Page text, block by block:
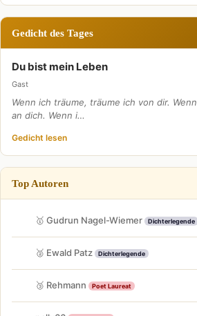
Gedicht des Tages
Du bist mein Leben
Gast
Wenn ich träume, träume ich von dir.
an dich. Wenn i…
Gedicht lesen
Top Autoren
🥇 Gudrun Nagel-Wiemer Dichterlegende
🥈 Ewald Patz Dichterlegende
🥉 Rehmann Poet Laureat